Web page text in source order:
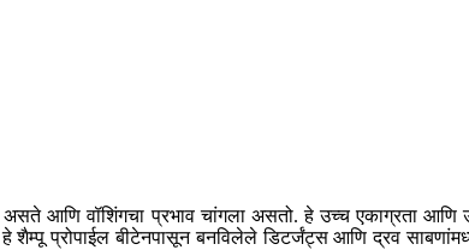
असते आणि वॉशिंगचा प्रभाव चांगला असतो. हे उच्च एकाग्रता
प्रोपाईल बीटेनपासून बनविलेले डिटर्जंट्स आणि द्रव